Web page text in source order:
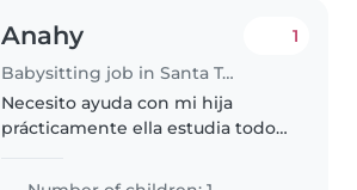
Anahy
Babysitting job in Santa Tecla
1
Necesito ayuda con mi hija
prácticamente ella estudia todo